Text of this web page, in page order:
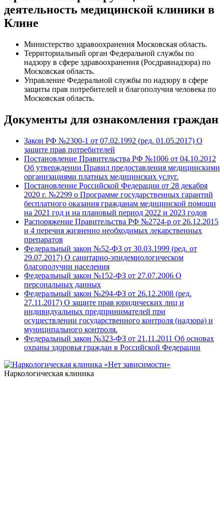
деятельность медицинской клиники в
Клине
Министерство здравоохранения Московская область.
Территориальный орган Федеральной службы по
надзору в сфере здравоохранения (Росдравнадзора) по
Московская область.
Управление Федеральной службы по надзору в сфере
защиты прав потребителей и благополучия человека по
Московская область.
Документы для ознакомления граждан
Закон РФ №2300-1 от 07.02.1992 (ред. 01.05.2017) О
защите прав потребителей
Постановление Правительства РФ №1006 от 04.10.2012
Об утверждении Правил предоставления медицинскими
организациями платных медицинских услуг.
Постановление Российской Федерации от 28 декабря
2020 г. №2299 о Программе государственных гарантий
бесплатного оказания гражданам медицинской помощи
на 2021 год и на плановый период 2022 и 2023 годов
Распоряжение Правительства РФ №2724-р от 26.12.2015
и 4 перечня жизненно необходимых лекарственных
препаратов
Федеральный закон №52-ФЗ от 30.03.1999 (ред. от
29.07.2017) О санитарно-эпидемиологическом
благополучии населения
Федеральный закон №152-ФЗ от 27.07.2006 О
персональных данных
Федеральный закон №294-ФЗ от 26.12.2008 (ред.
27.11.2017) О защите прав юридических лиц и
индивидуальных предпринимателей при
осуществлении государственного контроля (надзора) и
муниципального контроля.
Федеральный закон №323-ФЗ от 21.11.2011 Об основах
охраны здоровья граждан в Российской Федерации
Наркологическая клиника